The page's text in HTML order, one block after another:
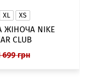
XL XS
NIKE
CLUB
DX7902-286
699 грн